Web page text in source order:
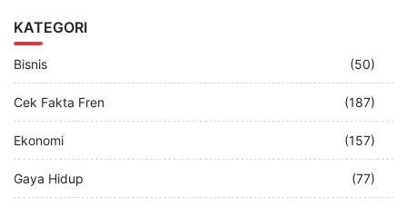
KATEGORI
Bisnis (50)
Cek Fakta Fren (187)
Ekonomi (157)
Gaya Hidup (77)